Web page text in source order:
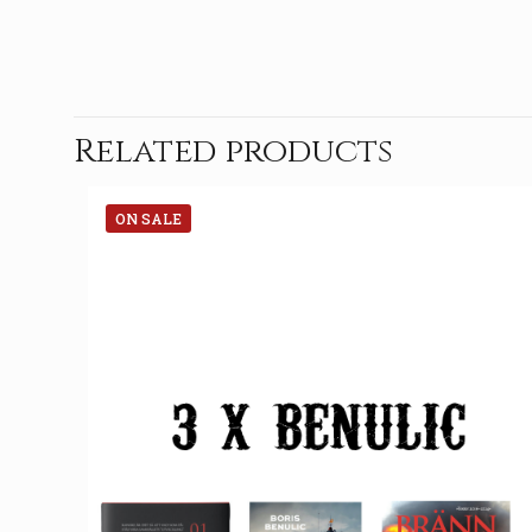
Related products
ON SALE